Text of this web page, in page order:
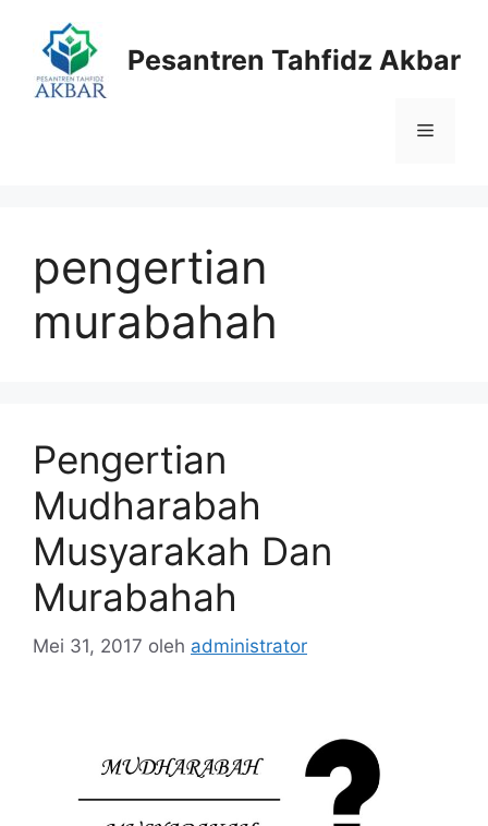
Pesantren Tahfidz Akbar
Menu
pengertian
murabahah
Pengertian
Mudharabah
Musyarakah Dan
Murabahah
Mei 31, 2017 oleh administrator